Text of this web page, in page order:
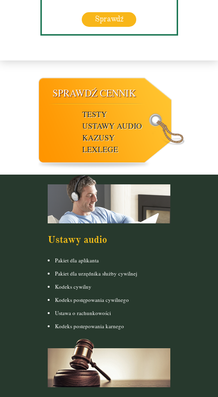
Sprawdź
SPRAWDŹ CENNIK
TESTY
USTAWY AUDIO
KAZUSY
LEXLEGE
Ustawy audio
Pakiet dla aplikanta
Pakiet dla urzędnika służby cywilnej
Kodeks cywilny
Kodeks postępowania cywilnego
Ustawa o rachunkowości
Kodeks postepowania karnego